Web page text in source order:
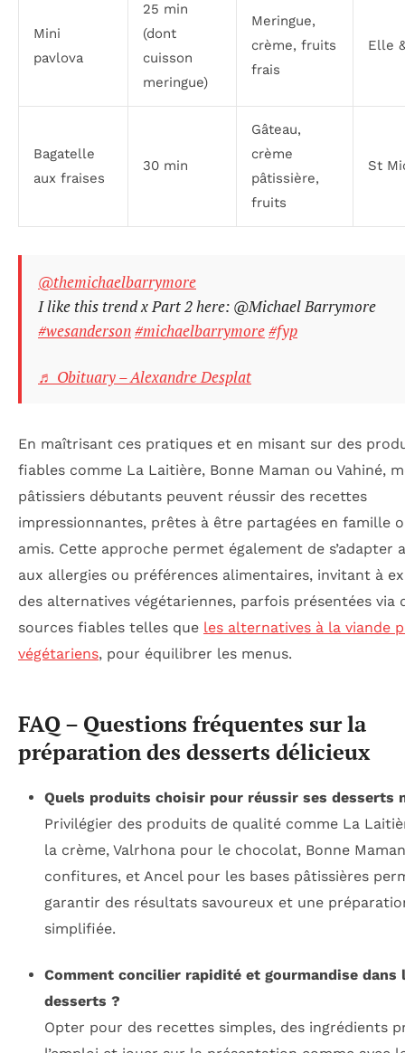
Mini
pavlova
25 min
(dont
cuisson
meringue)
Meringue,
crème, fruits
frais
Elle
Bagatelle
aux fraises
30 min
Gâteau,
crème
pâtissière,
fruits
St
@themichaelbarrymore
I like this trend x Part 2 here: @Michael Barrymore
#wesanderson#michaelbarrymore#fyp
♬ Obituary – Alexandre Desplat
En maîtrisant ces pratiques et en misant sur des
fiables comme La Laitière, Bonne Maman ou Vahiné,
pâtissiers débutants peuvent réussir des recettes
impressionnantes, prêtes à être partagées en famille
amis. Cette approche permet également de s’adapter
aux allergies ou préférences alimentaires, invitant à
des alternatives végétariennes, parfois présentées via
sources fiables telles que les alternatives à la viande
végétariens, pour équilibrer les menus.
FAQ – Questions fréquentes sur la
préparation des desserts délicieux
Quels produits choisir pour réussir ses desserts
Privilégier des produits de qualité comme La
la crème, Valrhona pour le chocolat, Bonne
confitures, et Ancel pour les bases pâtissières
garantir des résultats savoureux et une
simplifiée.
Comment concilier rapidité et gourmandise dans
desserts ?
Opter pour des recettes simples, des ingrédients